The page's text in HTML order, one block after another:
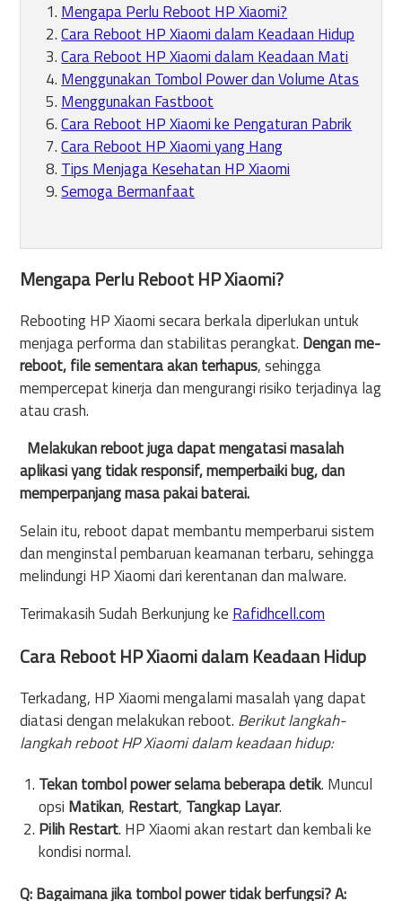
Mengapa Perlu Reboot HP Xiaomi?
Cara Reboot HP Xiaomi dalam Keadaan Hidup
Cara Reboot HP Xiaomi dalam Keadaan Mati
Menggunakan Tombol Power dan Volume Atas
Menggunakan Fastboot
Cara Reboot HP Xiaomi ke Pengaturan Pabrik
Cara Reboot HP Xiaomi yang Hang
Tips Menjaga Kesehatan HP Xiaomi
Semoga Bermanfaat
Mengapa Perlu Reboot HP Xiaomi?
Rebooting HP Xiaomi secara berkala diperlukan untuk
menjaga performa dan stabilitas perangkat. Dengan me-
reboot, file sementara akan terhapus, sehingga
mempercepat kinerja dan mengurangi risiko terjadinya lag
atau crash.
Melakukan reboot juga dapat mengatasi masalah
aplikasi yang tidak responsif, memperbaiki bug, dan
memperpanjang masa pakai baterai.
Selain itu, reboot dapat membantu memperbarui sistem
dan menginstal pembaruan keamanan terbaru, sehingga
melindungi HP Xiaomi dari kerentanan dan malware.
Terimakasih Sudah Berkunjung keRafidhcell.com
Cara Reboot HP Xiaomi dalam Keadaan Hidup
Terkadang, HP Xiaomi mengalami masalah yang dapat
diatasi dengan melakukan reboot. Berikut langkah-
langkah reboot HP Xiaomi dalam keadaan hidup:
Tekan tombol power selama beberapa detik. Muncul
opsi Matikan, Restart, Tangkap Layar.
Pilih Restart. HP Xiaomi akan restart dan kembali ke
kondisi normal.
Q: Bagaimana jika tombol power tidak berfungsi?A: